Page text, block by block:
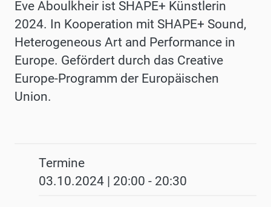
Eve Aboulkheir ist SHAPE+ Künstlerin
2024. In Kooperation mit SHAPE+ Sound,
Heterogeneous Art and Performance in
Europe. Gefördert durch das Creative
Europe-Programm der Europäischen
Union.
Termine
03.10.2024 | 20:00 - 20:30